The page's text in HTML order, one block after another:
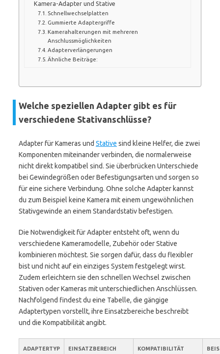
Kamera-Adapter und Stative
Schnellwechselplatten
Gummierte Adaptergriffe
Kamerahalterungen mit mehreren
Anschlussmöglichkeiten
Adapterverlängerungen
Ähnliche Beiträge:
Welche speziellen Adapter gibt es für
verschiedene Stativanschlüsse?
Adapter für Kameras und Stative sind kleine Helfer, die zwei
Komponenten miteinander verbinden, die normalerweise
nicht direkt kompatibel sind. Sie überbrücken Unterschiede
bei Gewindegrößen oder Befestigungsarten und sorgen so
für eine sichere Verbindung. Ohne solche Adapter kannst
du zum Beispiel keine Kamera mit einem ungewöhnlichen
Stativgewinde an einem Standardstativ befestigen.
Die Notwendigkeit für Adapter entsteht oft, wenn du
verschiedene Kameramodelle, Zubehör oder Stative
kombinieren möchtest. Sie sorgen dafür, dass du flexibler
bist und nicht auf ein einziges System festgelegt wirst.
Zudem erleichtern sie den schnellen Wechsel zwischen
Stativen oder Kameras mit unterschiedlichen Anschlüssen.
Nachfolgend findest du eine Tabelle, die gängige
Adaptertypen vorstellt, ihre Einsatzbereiche beschreibt
und die Kompatibilität angibt.
ADAPTERTYP EINSATZBEREICH KOMPATIBILITÄT